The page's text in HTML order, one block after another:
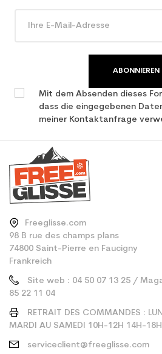
ABONNIEREN
Mit dem Absenden dieses
dass die eingegebenen
meiner Kontaktanfrage
Freeglisse.com
98 B rue des champs plans
74800 Saint-Pierre en Faucigny
Frankreich
Site web : 04 50 07 13 25 /
85 22 11 04
RETRAIT DES COMMANDES :
MARDI AU SAMEDI 10H-12H 14H-18H
serviceclient@freeglisse.com